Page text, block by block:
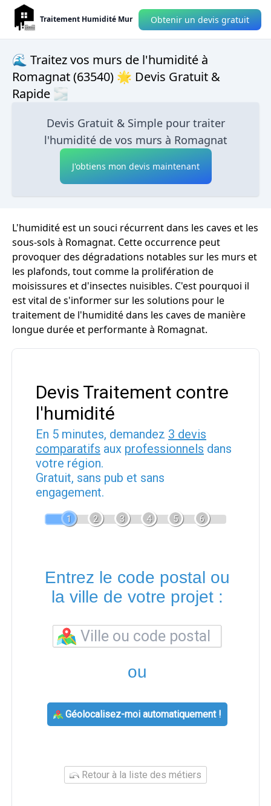
Traitement Humidité Mur Obtenir un devis gratuit
🌊 Traitez vos murs de l'humidité à
Romagnat (63540) 🌟 Devis Gratuit &
Rapide 🌫
Devis Gratuit & Simple pour traiter
l'humidité de vos murs à Romagnat
J'obtiens mon devis maintenant
L'humidité est un souci récurrent dans les caves et les
sous-sols à Romagnat. Cette occurrence peut
provoquer des dégradations notables sur les murs et
les plafonds, tout comme la prolifération de
moisissures et d'insectes nuisibles. C'est pourquoi il
est vital de s'informer sur les solutions pour le
traitement de l'humidité dans les caves de manière
longue durée et performante à Romagnat.
Devis Traitement contre
l'humidité
En 5 minutes, demandez 3 devis
comparatifs aux professionnels dans
votre région.
Gratuit, sans pub et sans
engagement.
1 2 3 4 5 6
Entrez le code postal ou
la ville de votre projet :
ou
Géolocalisez-moi automatiquement !
Retour à la liste des métiers